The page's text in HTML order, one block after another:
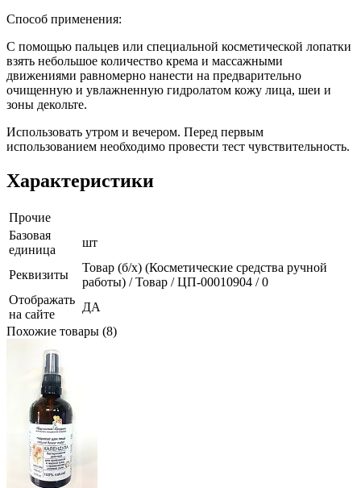
Способ применения:
С помощью пальцев или специальной косметической лопатки
взять небольшое количество крема и массажными
движениями равномерно нанести на предварительно
очищенную и увлажненную гидролатом кожу лица, шеи и
зоны декольте.
Использовать утром и вечером. Перед первым
использованием необходимо провести тест чувствительность.
Характеристики
Прочие
Базовая
единица
шт
Реквизиты
Товар (б/х) (Косметические средства ручной
работы) / Товар / ЦП-00010904 / 0
Отображать
на сайте
ДА
Похожие товары (8)